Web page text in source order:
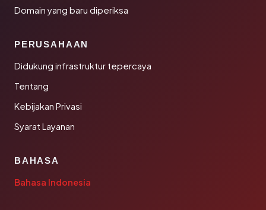
Domain yang baru diperiksa
PERUSAHAAN
Didukung infrastruktur tepercaya
Tentang
Kebijakan Privasi
Syarat Layanan
BAHASA
Bahasa Indonesia